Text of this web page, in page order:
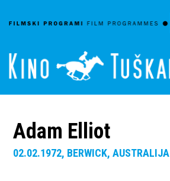
Adam Elliot
02.02.1972, BERWICK, AUSTRALIJA